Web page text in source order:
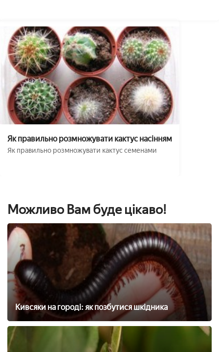
Як правильно розмножувати кактус насінням
Як правильно розмножувати кактус семенами
Можливо Вам буде цікаво!
Кивсяки на городі: як позбутися шкідника